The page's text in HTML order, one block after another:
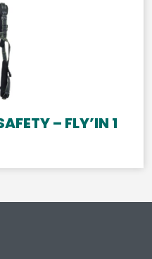
– FLY’IN 1